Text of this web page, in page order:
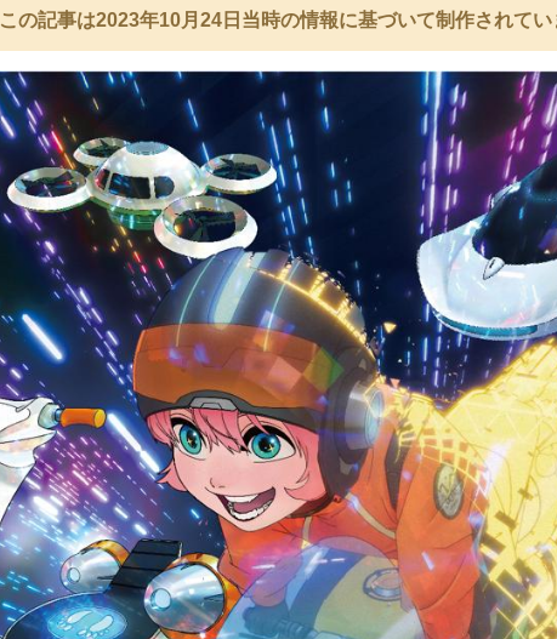
この記事は2023年10月24日当時の情報に基づいて制作されてい